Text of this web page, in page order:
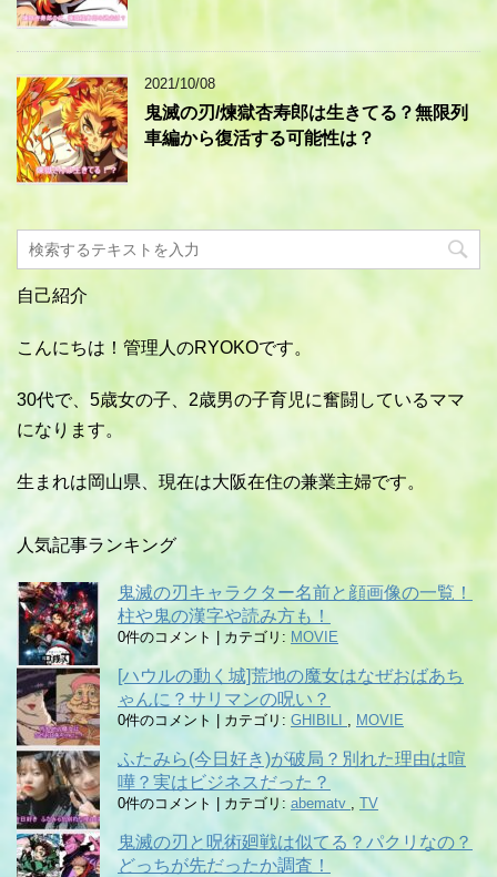
2021/10/08
鬼滅の刃/煉獄杏寿郎は生きてる？無限列
車編から復活する可能性は？
自己紹介
こんにちは！管理人のRYOKOです。
30代で、5歳女の子、2歳男の子育児に奮闘しているママ
になります。
生まれは岡山県、現在は大阪在住の兼業主婦です。
人気記事ランキング
鬼滅の刃キャラクター名前と顔画像の一覧！
柱や鬼の漢字や読み方も！
0件のコメント カテゴリ: MOVIE
[ハウルの動く城]荒地の魔女はなぜおばあち
ゃんに？サリマンの呪い？
0件のコメント カテゴリ: GHIBILI , MOVIE
ふたみら(今日好き)が破局？別れた理由は喧
嘩？実はビジネスだった？
0件のコメント カテゴリ: abematv , TV
鬼滅の刃と呪術廻戦は似てる？パクリなの？
どっちが先だったか調査！